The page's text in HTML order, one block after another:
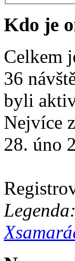
Kdo je
Celkem
36
byli
Nejvíce
28. úno